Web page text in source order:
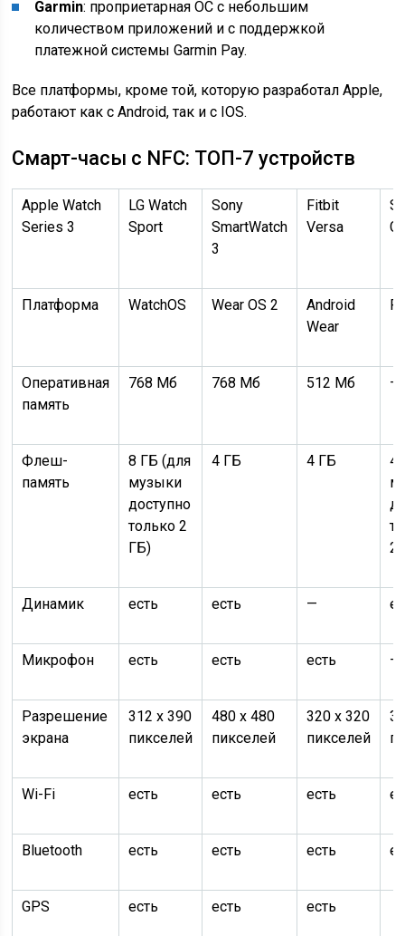
Garmin: проприетарная ОС с небольшим
количеством приложений и с поддержкой
платежной системы Garmin Pay.
Все платформы, кроме той, которую разработал Apple,
работают как с Android, так и с IOS.
Смарт-часы c NFC: ТОП-7 устройств
Apple Watch
Series 3
LG Watch
Sport
Sony
SmartWatch
3
Fitbit
Versa
Платформа WatchOS Wear OS 2
Android
Wear
Оперативная
память
768 Мб 768 Мб 512 Мб —
Флеш-
память
8 ГБ (для
музыки
доступно
только 2
ГБ)
4 ГБ 4 ГБ
4
Динамик есть есть —
Микрофон есть есть есть —
Разрешение
экрана
312 x 390
пикселей
480 х 480
пикселей
320 x 320
пикселей
Wi-Fi есть есть есть
Bluetooth есть есть есть
GPS есть есть есть